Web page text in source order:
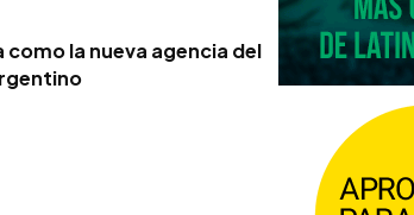
como la nueva agencia del